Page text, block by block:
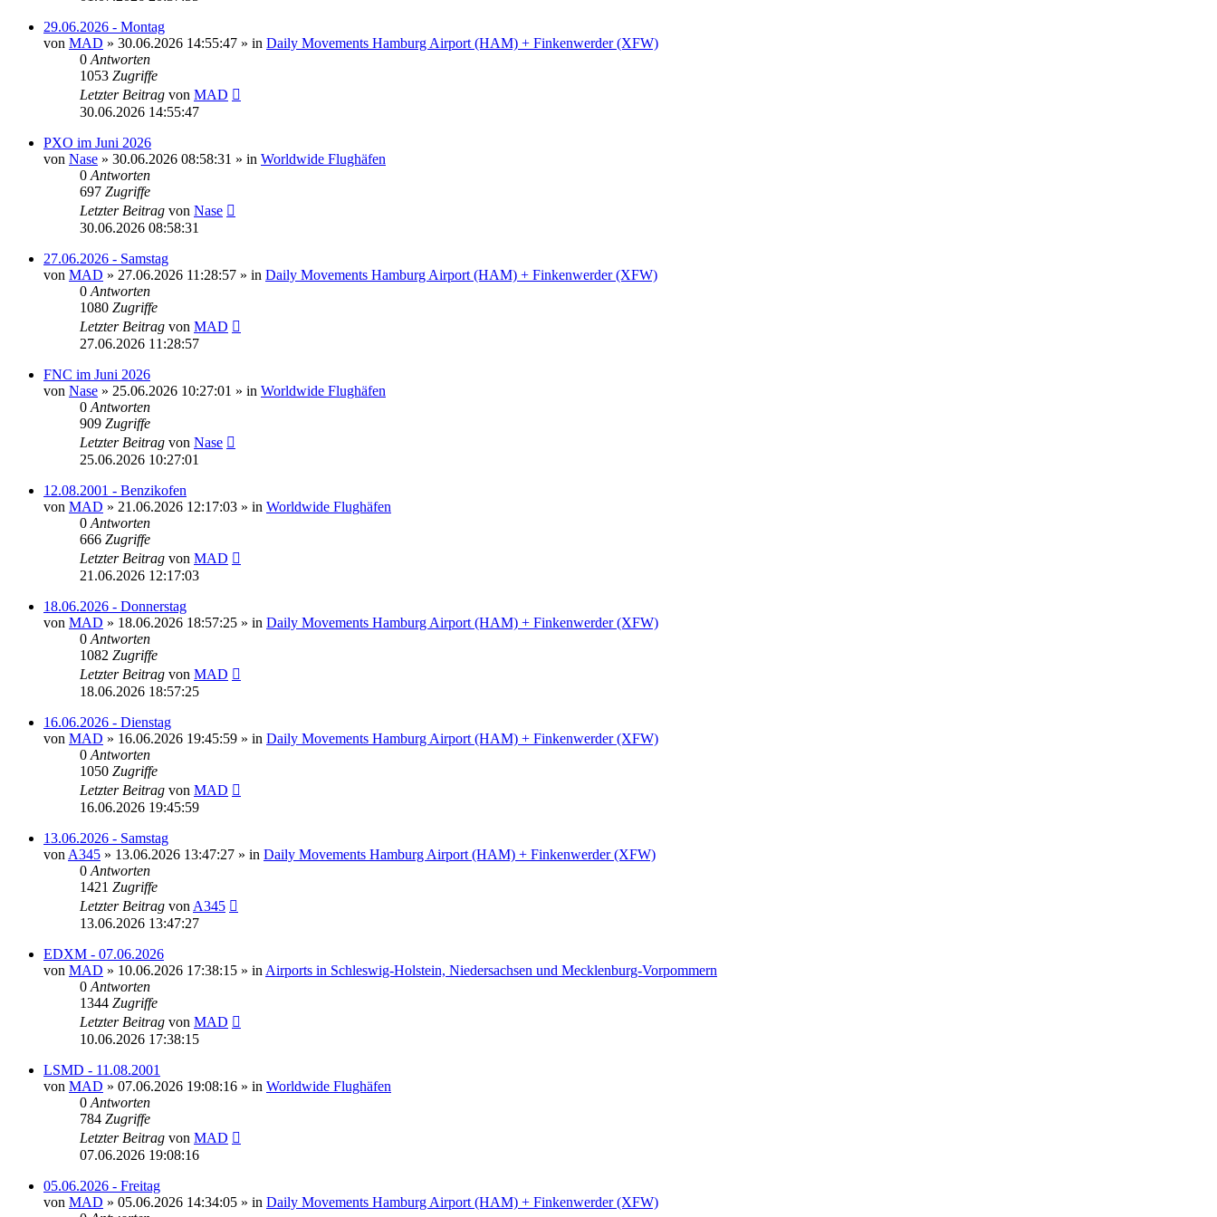
29.06.2026 - Montag
von MAD » 30.06.2026 14:55:47 » in Daily Movements Hamburg Airport (HAM) + Finkenwerder (XFW)
0 Antworten
1053 Zugriffe
Letzter Beitrag von MAD
30.06.2026 14:55:47
PXO im Juni 2026
von Nase » 30.06.2026 08:58:31 » in Worldwide Flughäfen
0 Antworten
697 Zugriffe
Letzter Beitrag von Nase
30.06.2026 08:58:31
27.06.2026 - Samstag
von MAD » 27.06.2026 11:28:57 » in Daily Movements Hamburg Airport (HAM) + Finkenwerder (XFW)
0 Antworten
1080 Zugriffe
Letzter Beitrag von MAD
27.06.2026 11:28:57
FNC im Juni 2026
von Nase » 25.06.2026 10:27:01 » in Worldwide Flughäfen
0 Antworten
909 Zugriffe
Letzter Beitrag von Nase
25.06.2026 10:27:01
12.08.2001 - Benzikofen
von MAD » 21.06.2026 12:17:03 » in Worldwide Flughäfen
0 Antworten
666 Zugriffe
Letzter Beitrag von MAD
21.06.2026 12:17:03
18.06.2026 - Donnerstag
von MAD » 18.06.2026 18:57:25 » in Daily Movements Hamburg Airport (HAM) + Finkenwerder (XFW)
0 Antworten
1082 Zugriffe
Letzter Beitrag von MAD
18.06.2026 18:57:25
16.06.2026 - Dienstag
von MAD » 16.06.2026 19:45:59 » in Daily Movements Hamburg Airport (HAM) + Finkenwerder (XFW)
0 Antworten
1050 Zugriffe
Letzter Beitrag von MAD
16.06.2026 19:45:59
13.06.2026 - Samstag
von A345 » 13.06.2026 13:47:27 » in Daily Movements Hamburg Airport (HAM) + Finkenwerder (XFW)
0 Antworten
1421 Zugriffe
Letzter Beitrag von A345
13.06.2026 13:47:27
EDXM - 07.06.2026
von MAD » 10.06.2026 17:38:15 » in Airports in Schleswig-Holstein, Niedersachsen und Mecklenburg-Vorpommern
0 Antworten
1344 Zugriffe
Letzter Beitrag von MAD
10.06.2026 17:38:15
LSMD - 11.08.2001
von MAD » 07.06.2026 19:08:16 » in Worldwide Flughäfen
0 Antworten
784 Zugriffe
Letzter Beitrag von MAD
07.06.2026 19:08:16
05.06.2026 - Freitag
von MAD » 05.06.2026 14:34:05 » in Daily Movements Hamburg Airport (HAM) + Finkenwerder (XFW)